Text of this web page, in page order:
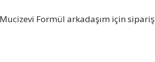
Mucizevi Formül arkadaşım için sipariş